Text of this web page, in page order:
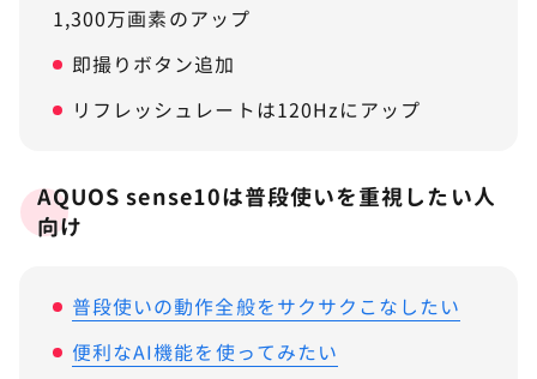
1,300万画素のアップ
即撮りボタン追加
リフレッシュレートは120Hzにアップ
AQUOS sense10は普段使いを重視したい人
向け
普段使いの動作全般をサクサクこなしたい
便利なAI機能を使ってみたい